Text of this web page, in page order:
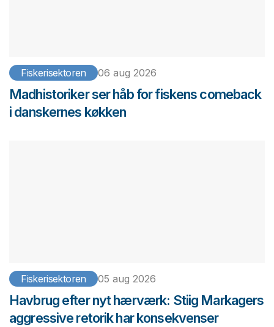
Fiskerisektoren 06 aug 2026
Madhistoriker ser håb for fiskens comeback
i danskernes køkken
Fiskerisektoren 05 aug 2026
Havbrug efter nyt hærværk: Stiig Markagers
aggressive retorik har konsekvenser